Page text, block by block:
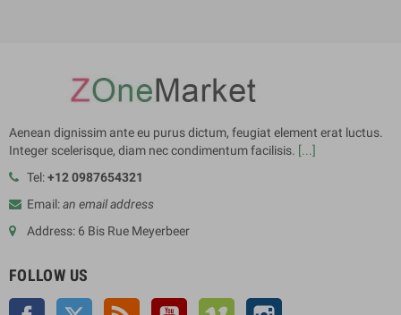
Aenean dignissim ante eu purus dictum, feugiat element erat luctus.
Integer scelerisque, diam nec condimentum facilisis. [...]
Tel:+12 0987654321
Email:an email address
Address: 6 Bis Rue Meyerbeer
FOLLOW US
Facebook Twitter Rss YouTube Vimeo